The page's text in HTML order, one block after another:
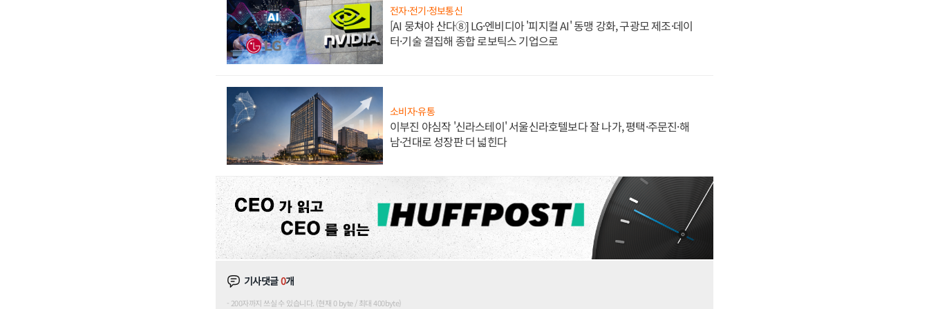
전자·전기·정보통신
[AI 뭉쳐야 산다⑧] LG·엔비디아 '피지컬 AI' 동맹 강화, 구광모 제조·데이
터·기술 결집해 종합 로보틱스 기업으로
소비자·유통
이부진 야심작 '신라스테이' 서울신라호텔보다 잘 나가, 평택·주문진·해
남·건대로 성장판 더 넓힌다
기사댓글0개
200자까지 쓰실 수 있습니다. (현재 0 byte / 최대 400byte)